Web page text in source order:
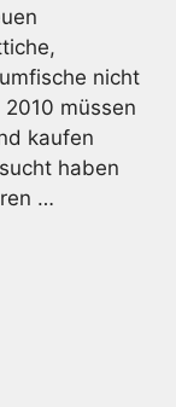
nicht
müssen
kaufen
haben
…